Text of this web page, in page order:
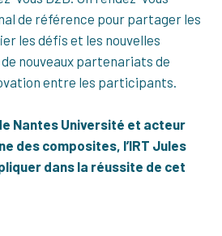
de référence pour partager les
les défis et les nouvelles
nouveaux partenariats de
entre les participants.
Nantes Université et acteur
des composites, l’IRT Jules
dans la réussite de cet